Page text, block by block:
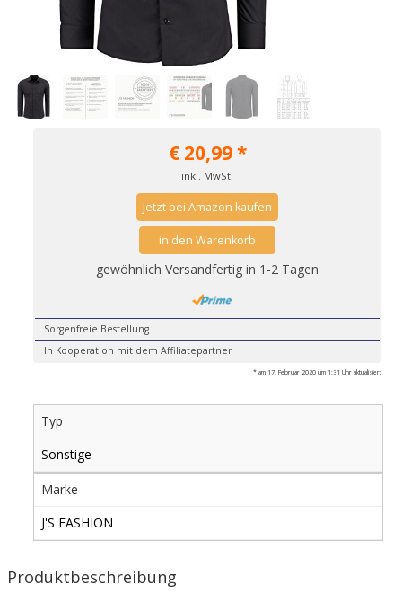
€20,99*
inkl. MwSt.
Jetzt bei Amazon kaufen
in den Warenkorb
gewöhnlich Versandfertig in 1-2 Tagen
Sorgenfreie Bestellung
In Kooperation mit dem Affiliatepartner
* am 17. Februar 2020 um 1:31 Uhr aktualisiert
Typ
Sonstige
Marke
J'S FASHION
Produktbeschreibung